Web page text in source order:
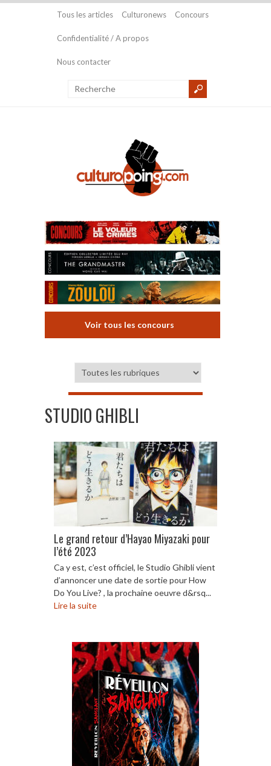
Tous les articles Culturonews Concours
Confidentialité / A propos
Nous contacter
Voir tous les concours
STUDIO GHIBLI
Le grand retour d’Hayao Miyazaki pour
l’été 2023
Ca y est, c’est officiel, le Studio Ghibli vient
d’annoncer une date de sortie pour How
Do You Live? , la prochaine oeuvre d&rsq...
Lire la suite